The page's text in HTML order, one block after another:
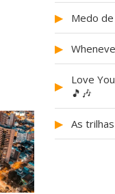
▶ Medo
▶
▶
Love
🎵🎶
▶ As